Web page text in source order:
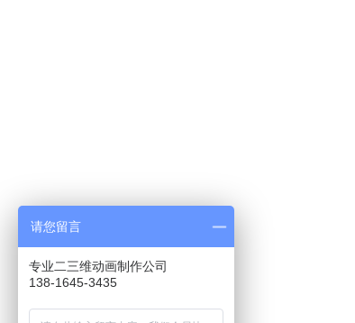
请您留言
专业二三维动画制作公司
138-1645-3435